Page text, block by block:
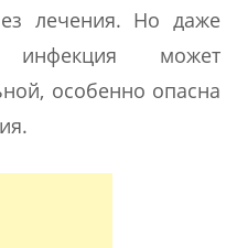
лечения. Но даже
инфекция может
особенно опасна